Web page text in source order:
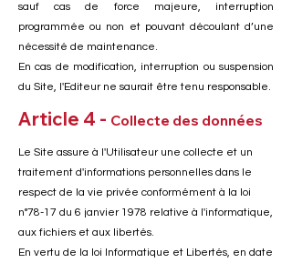
sauf cas de force majeure, interruption
programmée ou non et pouvant découlant d’une
nécessité de maintenance.
En cas de modification, interruption ou suspension
du Site, l'Editeur ne saurait être tenu responsable.
Article 4 - Collecte des données
Le Site assure à l'Utilisateur une collecte et un
traitement d'informations personnelles dans le
respect de la vie privée conformément à la loi
n°78-17 du 6 janvier 1978 relative à l'informatique,
aux fichiers et aux libertés.
En vertu de la loi Informatique et Libertés, en date